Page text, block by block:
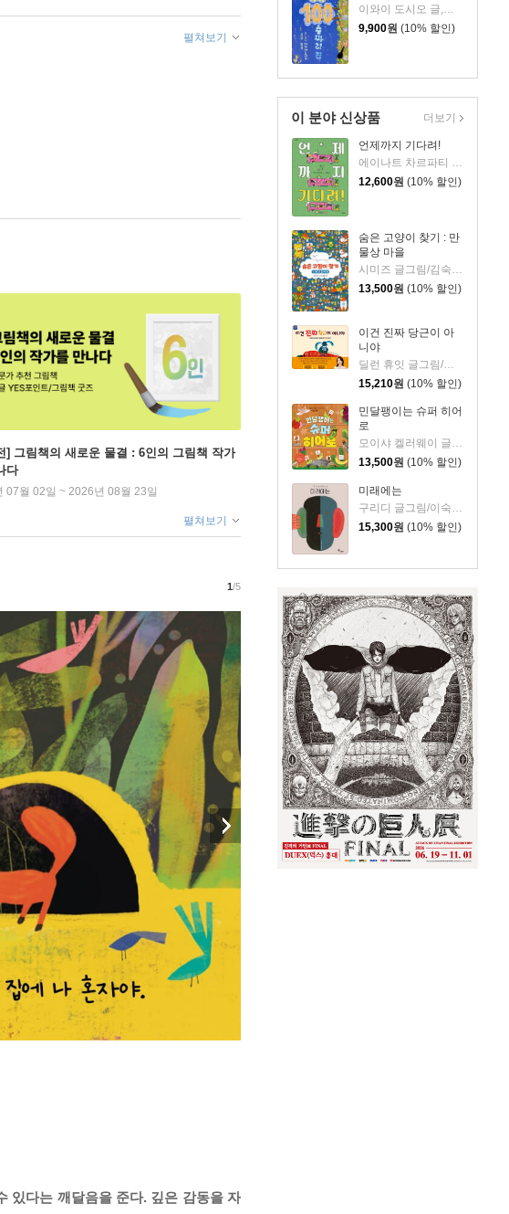
이와이 도시오 글,그림/김숙 역
9,900원 (10% 할인)
이 분야 신상품
언제까지 기다려!
에이나트 차르파티 글그림/정재원 역
12,600원 (10% 할인)
숨은 고양이 찾기 : 만
물상 마을
시미즈 글그림/김숙 역
13,500원 (10% 할인)
이건 진짜 당근이 아
니야
15,210원 (10% 할인)
민달팽이는 슈퍼 히어
로
13,500원 (10% 할인)
미래에는
구리디 글그림/이숙진 역
15,300원 (10% 할인)
더보기
펼쳐보기
] 그림책의 새로운 물결 : 6인의 그림책 작가
다
07월 02일 ~ 2026년 08월 23일
펼쳐보기
1/5
있다는 깨달음을 준다. 깊은 감동을 자